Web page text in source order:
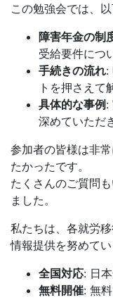
この勉強会では、
障害年金の制
受給要件につ
手続きの流れ:
トを押さえて
具体的な事例:
深めていただ
参加者の皆様は非
たかったです。
たくさんのご質問
ました。
私たちは、各就労
情報提供を努めてい
全国対応: 日
無料開催: 無